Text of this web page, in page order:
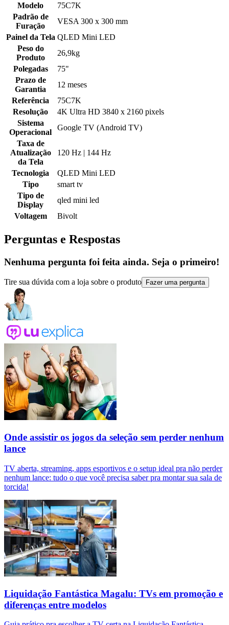
Modelo
75C7K
Padrão de
Furação
VESA 300 x 300 mm
Painel da Tela QLED Mini LED
Peso do
Produto
26,9kg
Polegadas
75"
Prazo de
Garantia
12 meses
Referência
75C7K
Resolução
4K Ultra HD 3840 x 2160 pixels
Sistema
Operacional
Google TV (Android TV)
Taxa de
Atualização
da Tela
120 Hz | 144 Hz
Tecnologia
QLED Mini LED
Tipo
smart tv
Tipo de
Display
qled mini led
Voltagem
Bivolt
Perguntas e Respostas
Nenhuma pergunta foi feita ainda. Seja o primeiro!
Tire sua dúvida com a loja sobre o produto Fazer uma pergunta
Onde assistir os jogos da seleção sem perder nenhum
lance
TV aberta, streaming, apps esportivos e o setup ideal pra não perder
nenhum lance: tudo o que você precisa saber pra montar sua sala de
torcida!
Liquidação Fantástica Magalu: TVs em promoção e
diferenças entre modelos